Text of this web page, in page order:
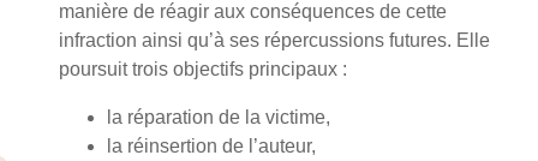
manière de réagir aux conséquences de cette
infraction ainsi qu’à ses répercussions futures. Elle
poursuit trois objectifs principaux :
la réparation de la victime,
la réinsertion de l’auteur,